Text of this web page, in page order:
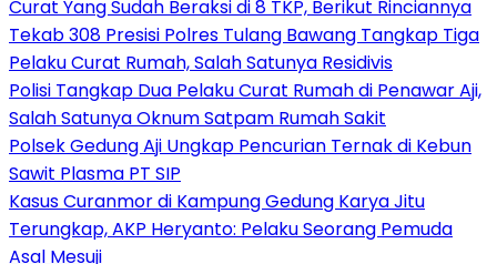
Curat Yang Sudah Beraksi di 8 TKP, Berikut Rinciannya
Tekab 308 Presisi Polres Tulang Bawang Tangkap Tiga
Pelaku Curat Rumah, Salah Satunya Residivis
Polisi Tangkap Dua Pelaku Curat Rumah di Penawar Aji,
Salah Satunya Oknum Satpam Rumah Sakit
Polsek Gedung Aji Ungkap Pencurian Ternak di Kebun
Sawit Plasma PT SIP
Kasus Curanmor di Kampung Gedung Karya Jitu
Terungkap, AKP Heryanto: Pelaku Seorang Pemuda
Asal Mesuji